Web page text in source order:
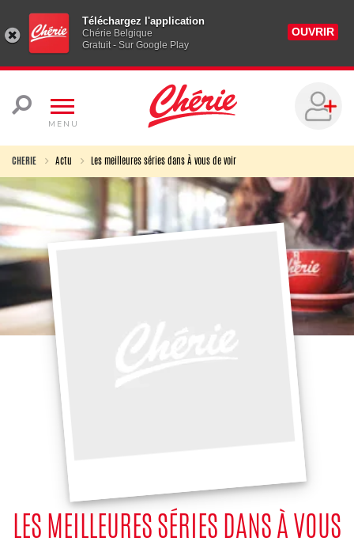
Téléchargez l'application
Chérie Belgique
Gratuit - Sur Google Play
OUVRIR
MENU
CHERIE Actu Les meilleures séries dans À vous de voir
LES MEILLEURES SÉRIES DANS À VOUS